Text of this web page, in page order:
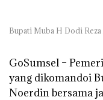
Bupati Muba H Dodi Reza
GoSumsel –
yang dikomandoi
Noerdin bersama